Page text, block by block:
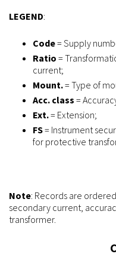
LEGEND:
Code= Supply
Ratio =
current;
Mount.= Type of
Acc. class =
Ext.= Extension;
FS= Instrument
for protective
Note: Records are
secondary current,
transformer.